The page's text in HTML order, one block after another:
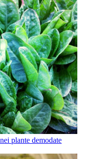
plante demodate